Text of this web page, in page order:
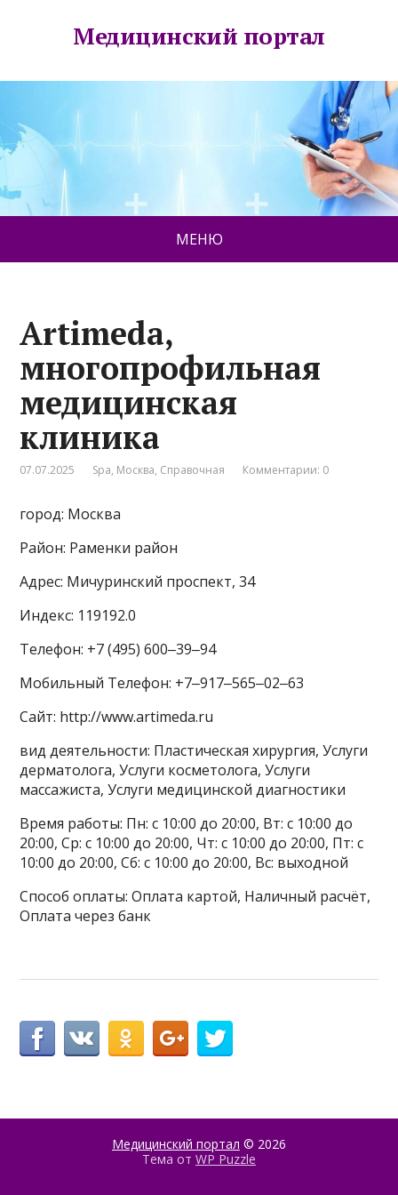
Медицинский портал
МЕНЮ
Artimeda,
многопрофильная
медицинская
клиника
07.07.2025 Spa, Москва, Справочная Комментарии: 0
город: Москва
Район: Раменки район
Адрес: Мичуринский проспект, 34
Индекс: 119192.0
Телефон: +7 (495) 600‒39‒94
Мобильный Телефон: +7‒917‒565‒02‒63
Сайт: http://www.artimeda.ru
вид деятельности: Пластическая хирургия, Услуги
дерматолога, Услуги косметолога, Услуги
массажиста, Услуги медицинской диагностики
Время работы: Пн: с 10:00 до 20:00, Вт: с 10:00 до
20:00, Ср: с 10:00 до 20:00, Чт: с 10:00 до 20:00, Пт: с
10:00 до 20:00, Сб: с 10:00 до 20:00, Вс: выходной
Способ оплаты: Оплата картой, Наличный расчёт,
Оплата через банк
Медицинский портал © 2026
Тема от WP Puzzle